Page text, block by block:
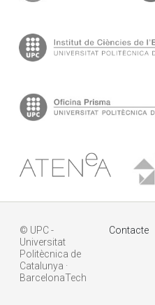
© UPC -
Universitat
Politècnica de
Catalunya ·
BarcelonaTech
Contacte